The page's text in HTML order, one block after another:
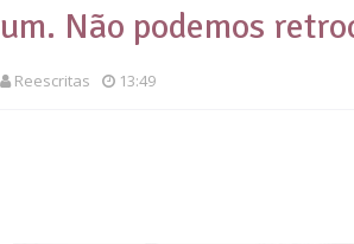
um. Não podemos
Reescritas 13:49